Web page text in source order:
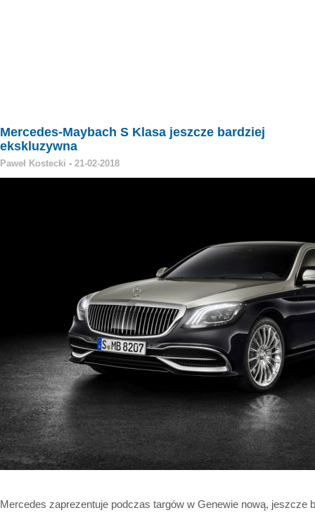
Mercedes-Maybach S Klasa jeszcze bardziej
ekskluzywna
Paweł Kostecki - 21-02-2018
Mercedes zaprezentuje podczas targów w Genewie nową, jeszcze